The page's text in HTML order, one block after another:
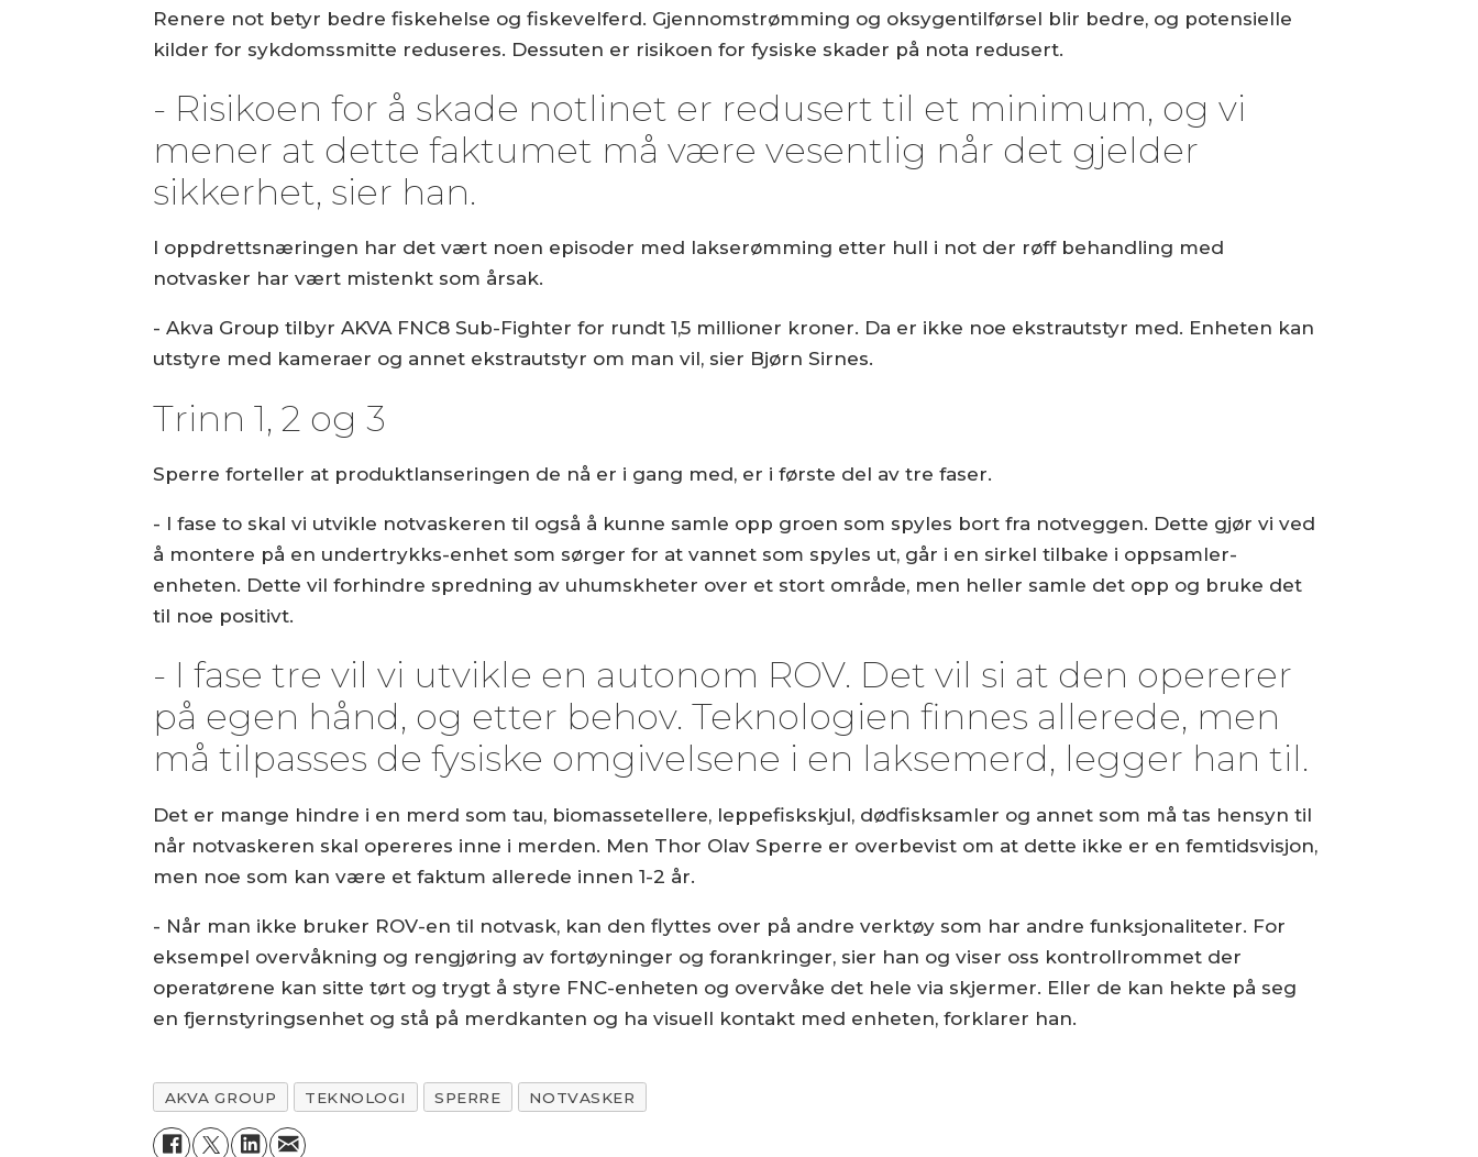
Renere not betyr bedre fiskehelse og fiskevelferd. Gjennomstrømming og oksygentilførsel blir bedre, og potensielle
kilder for sykdomssmitte reduseres. Dessuten er risikoen for fysiske skader på nota redusert.
- Risikoen for å skade notlinet er redusert til et minimum, og vi
mener at dette faktumet må være vesentlig når det gjelder
sikkerhet, sier han.
I oppdrettsnæringen har det vært noen episoder med lakserømming etter hull i not der røff behandling med
notvasker har vært mistenkt som årsak.
- Akva Group tilbyr AKVA FNC8 Sub-Fighter for rundt 1,5 millioner kroner. Da er ikke noe ekstrautstyr med. Enheten kan
utstyre med kameraer og annet ekstrautstyr om man vil, sier Bjørn Sirnes.
Trinn 1, 2 og 3
Sperre forteller at produktlanseringen de nå er i gang med, er i første del av tre faser.
- I fase to skal vi utvikle notvaskeren til også å kunne samle opp groen som spyles bort fra notveggen. Dette gjør vi ved
å montere på en undertrykks-enhet som sørger for at vannet som spyles ut, går i en sirkel tilbake i oppsamler-
enheten. Dette vil forhindre spredning av uhumskheter over et stort område, men heller samle det opp og bruke det
til noe positivt.
- I fase tre vil vi utvikle en autonom ROV. Det vil si at den opererer
på egen hånd, og etter behov. Teknologien finnes allerede, men
må tilpasses de fysiske omgivelsene i en laksemerd, legger han til.
Det er mange hindre i en merd som tau, biomassetellere, leppefiskskjul, dødfisksamler og annet som må tas hensyn til
når notvaskeren skal opereres inne i merden. Men Thor Olav Sperre er overbevist om at dette ikke er en femtidsvisjon,
men noe som kan være et faktum allerede innen 1-2 år.
- Når man ikke bruker ROV-en til notvask, kan den flyttes over på andre verktøy som har andre funksjonaliteter. For
eksempel overvåkning og rengjøring av fortøyninger og forankringer, sier han og viser oss kontrollrommet der
operatørene kan sitte tørt og trygt å styre FNC-enheten og overvåke det hele via skjermer. Eller de kan hekte på seg
en fjernstyringsenhet og stå på merdkanten og ha visuell kontakt med enheten, forklarer han.
AKVA GROUP TEKNOLOGI SPERRE NOTVASKER